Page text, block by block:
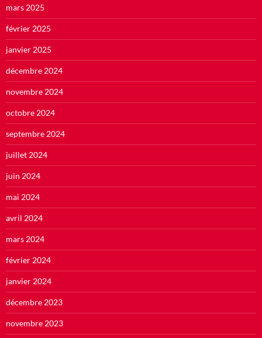
mars 2025
février 2025
janvier 2025
décembre 2024
novembre 2024
octobre 2024
septembre 2024
juillet 2024
juin 2024
mai 2024
avril 2024
mars 2024
février 2024
janvier 2024
décembre 2023
novembre 2023